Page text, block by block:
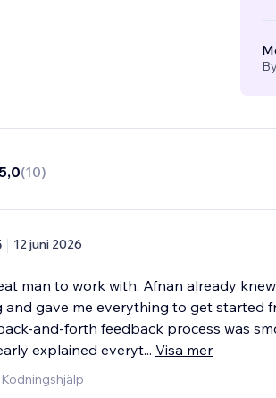
5,0(10)
12 juni 2026
man to work with. Afnan already
and gave me everything to get started
and-forth feedback process was
explained everyt... Visa mer